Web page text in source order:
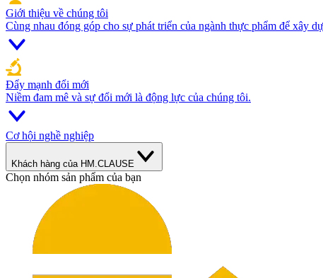
Giới thiệu về chúng tôi
Cùng nhau đóng góp cho sự phát triển của ngành thực phẩm để xây
Đẩy mạnh đổi mới
Niềm đam mê và sự đổi mới là động lực của chúng tôi.
Cơ hội nghề nghiệp
Khách hàng của HM.CLAUSE
Chọn nhóm sản phẩm của bạn